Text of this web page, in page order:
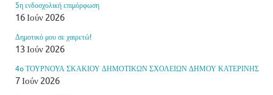
5η ενδοσχολική επιμόρφωση
16 Ιούν 2026
Δημοτικό μου σε χαιρετώ!
13 Ιούν 2026
4o ΤΟΥΡΝΟΥΑ ΣΚΑΚΙΟΥ ΔΗΜΟΤΙΚΩΝ ΣΧΟΛΕΙΩΝ ΔΗΜΟΥ ΚΑΤΕΡΙΝΗΣ
7 Ιούν 2026